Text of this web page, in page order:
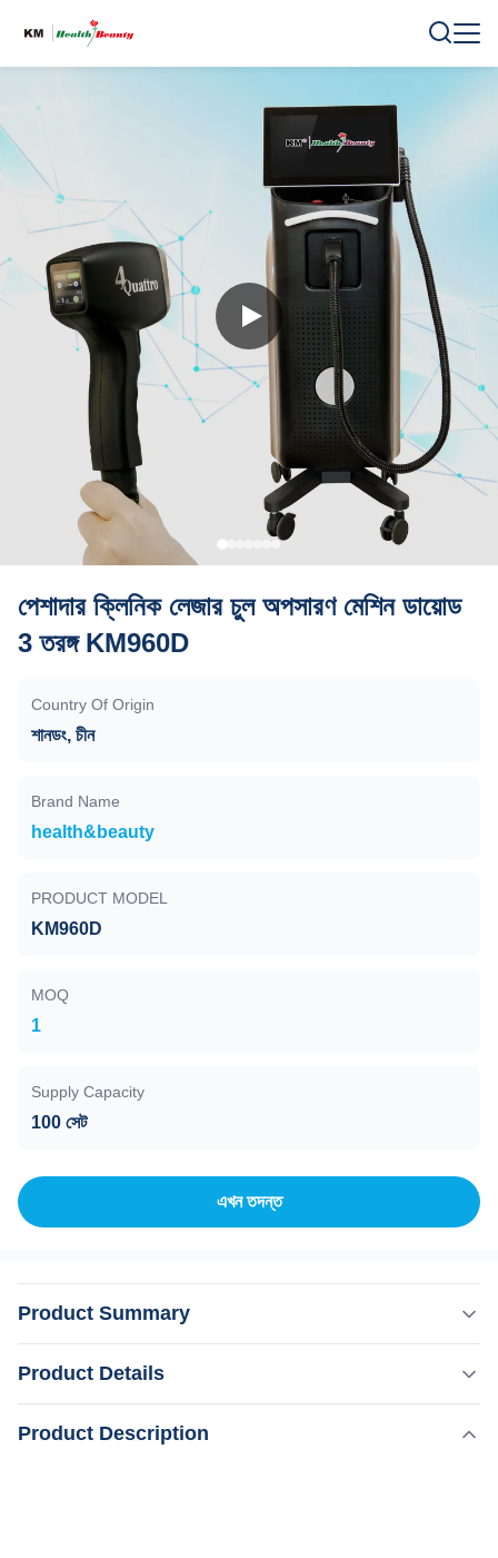
পেশাদার ক্লিনিক লেজার চুল অপসারণ মেশিন ডায়োড
3 তরঙ্গ KM960D
Country Of Origin
শানডং, চীন
Brand Name
health&beauty
PRODUCT MODEL
KM960D
MOQ
1
Supply Capacity
100 সেট
এখন তদন্ত
Product Summary
উত্তর পেতে চান?দয়া করে আমার টেল/হোয়াটসঅ্যাপ/উইচ্যাট নাম্বারে যোগাযোগ
Product Details
বিশেষভাবে তুলে ধরা: ক্লিনিক লেজার হেয়ার অপসারণ মেশিন ডায়োড
Product Description